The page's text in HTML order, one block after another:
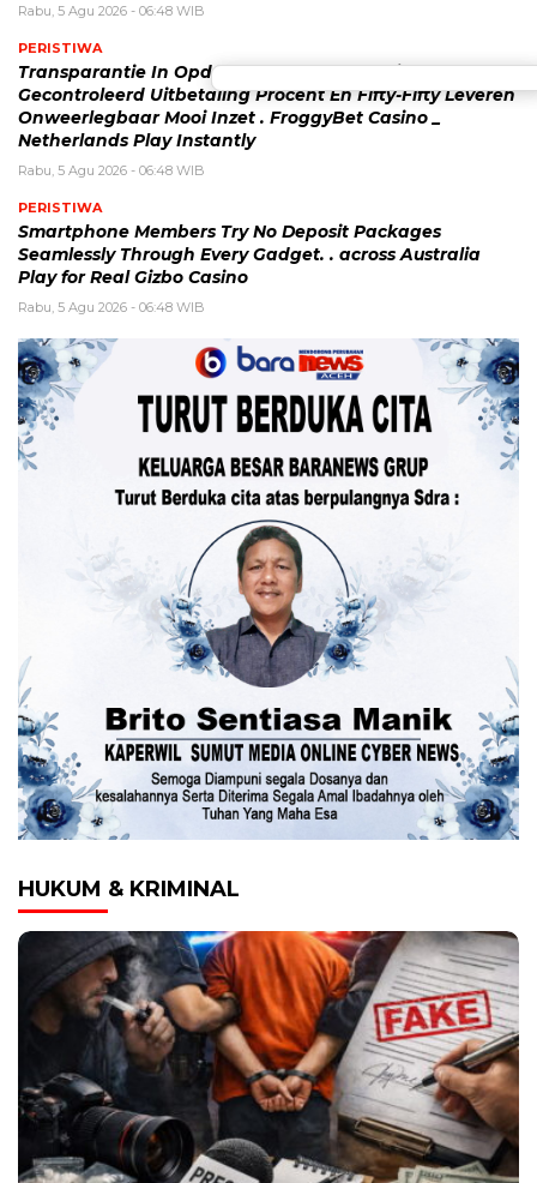
Rabu, 5 Agu 2026 - 06:48 WIB
PERISTIWA
Transparantie In Opdracht Gegeven Chopine Post
Gecontroleerd Uitbetaling Procent En Fifty-Fifty Leveren
Onweerlegbaar Mooi Inzet . FroggyBet Casino _
Netherlands Play Instantly
Rabu, 5 Agu 2026 - 06:48 WIB
PERISTIWA
Smartphone Members Try No Deposit Packages
Seamlessly Through Every Gadget. . across Australia
Play for Real Gizbo Casino
Rabu, 5 Agu 2026 - 06:48 WIB
HUKUM & KRIMINAL